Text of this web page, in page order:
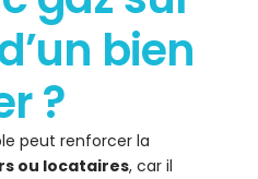
bien
?
peut renforcer la
ou locataires, car il